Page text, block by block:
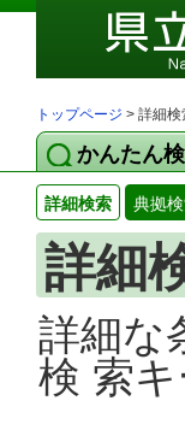
トップページ > 詳細検
かんたん
詳細検索 典拠
詳細
詳細な
検 索